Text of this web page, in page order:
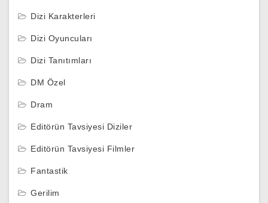
Dizi Karakterleri
Dizi Oyuncuları
Dizi Tanıtımları
DM Özel
Dram
Editörün Tavsiyesi Diziler
Editörün Tavsiyesi Filmler
Fantastik
Gerilim